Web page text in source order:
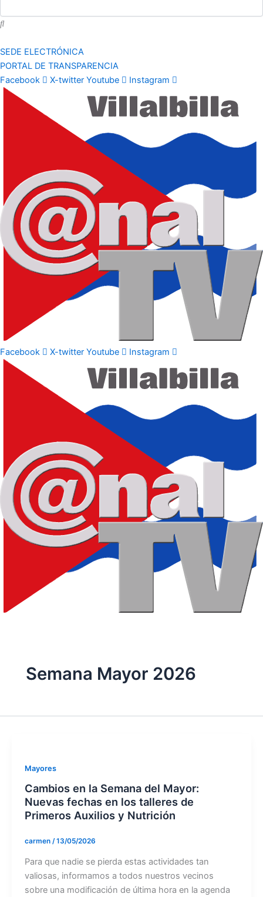
SEDE ELECTRÓNICA
PORTAL DE TRANSPARENCIA
Facebook
X-twitter Youtube Instagram
Facebook X-twitter Youtube Instagram
Semana Mayor 2026
Mayores
Cambios en la Semana del Mayor:
Nuevas fechas en los talleres de
Primeros Auxilios y Nutrición
carmen /13/05/2026
Para que nadie se pierda estas actividades tan
valiosas, informamos a todos nuestros vecinos
sobre una modificación de última hora en la agenda